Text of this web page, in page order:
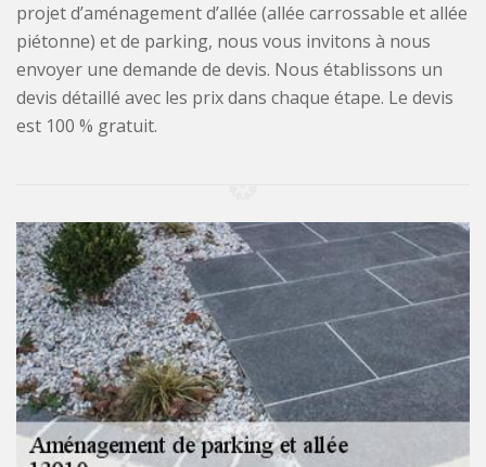
projet d’aménagement d’allée (allée carrossable et allée
piétonne) et de parking, nous vous invitons à nous
envoyer une demande de devis. Nous établissons un
devis détaillé avec les prix dans chaque étape. Le devis
est 100 % gratuit.